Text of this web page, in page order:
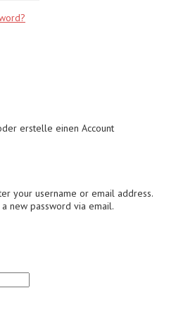
erstelle einen Account
your username or email address.
new password via email.